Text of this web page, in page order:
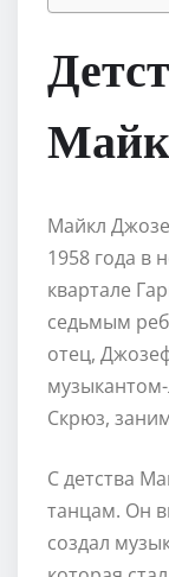
Майкл
1958 года в
квартале
седьмым
отец,
Скрюз,
С детства
танцам. Он
создал